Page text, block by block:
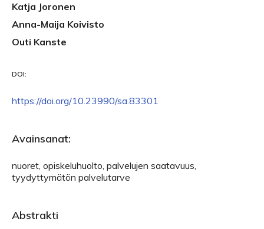
Katja Joronen
Anna-Maija Koivisto
Outi Kanste
DOI:
https://doi.org/10.23990/sa.83301
Avainsanat:
nuoret, opiskeluhuolto, palvelujen saatavuus,
tyydyttymätön palvelutarve
Abstrakti